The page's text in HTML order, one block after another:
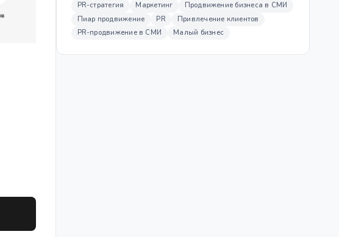
PR-стратегия Маркетинг
Продвижение бизнеса в СМИ
Пиар продвижение
PR
Привлечение клиентов
PR-продвижение в СМИ
Малый бизнес